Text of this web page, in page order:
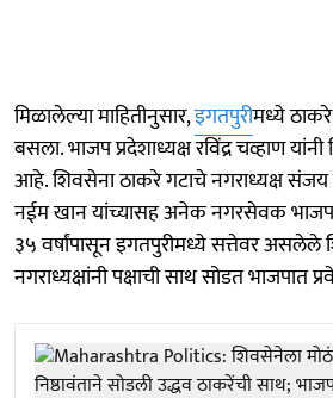
मिळालेल्या माहितीनुसार,इगतपुरीमध्ये
बसला. भाजप प्रदेशाध्यक्ष रविंद्र चव्हाण
आहे. शिवसेना ठाकरे गटाचे नगराध्यक्ष
नईम खान यांच्यासह अनेक नगरसेवक
३५ वर्षांपासून इगतपुरीमध्ये सत्तेवर
नगराध्यक्षांनी पक्षाची साथ सोडत भाजपात